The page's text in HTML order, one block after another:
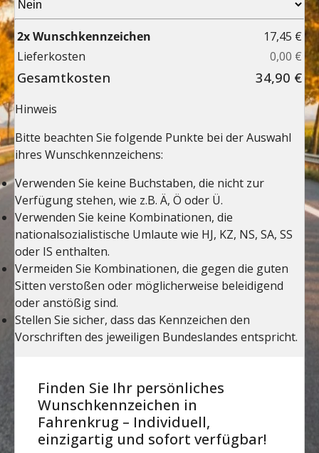
Finden Sie Ihr persönliches
Wunschkennzeichen in
Fahrenkrug – Individuell,
einzigartig und sofort verfügbar!